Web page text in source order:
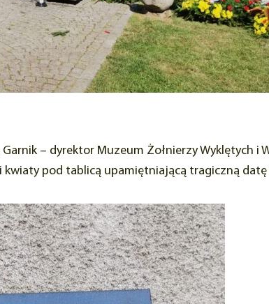
– dyrektor Muzeum Żołnierzy Wyklętych i
kwiaty pod tablicą upamiętniającą tragiczną